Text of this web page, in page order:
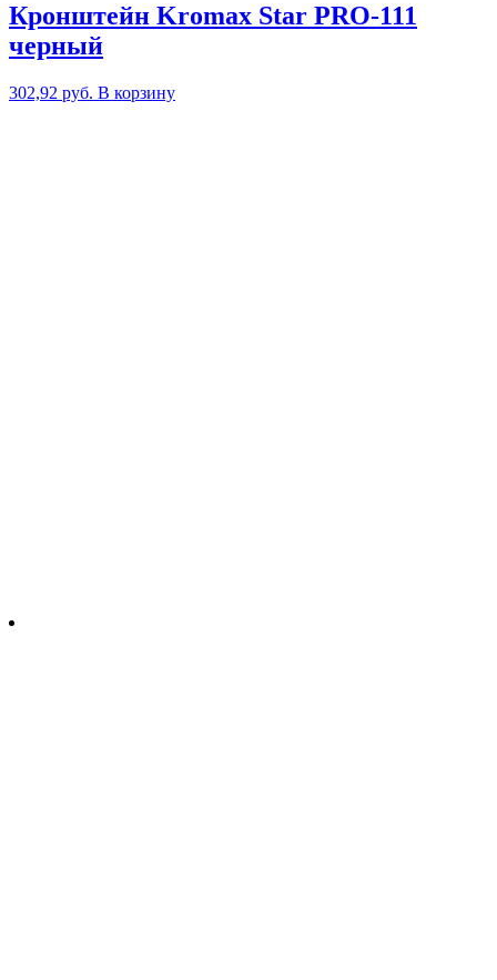
Кронштейн Kromax Star PRO-111
черный
302,92 руб. В корзину